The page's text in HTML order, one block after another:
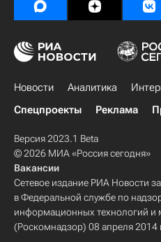
Новости Аналитика
Спецпроекты
Реклама
Версия 2023.1 Beta
© 2026 МИА «Россия сегодня»
Вакансии
Сетевое издание РИА Новости
в Федеральной службе по
информационных технологий и
(Роскомнадзор) 08 апреля 2014